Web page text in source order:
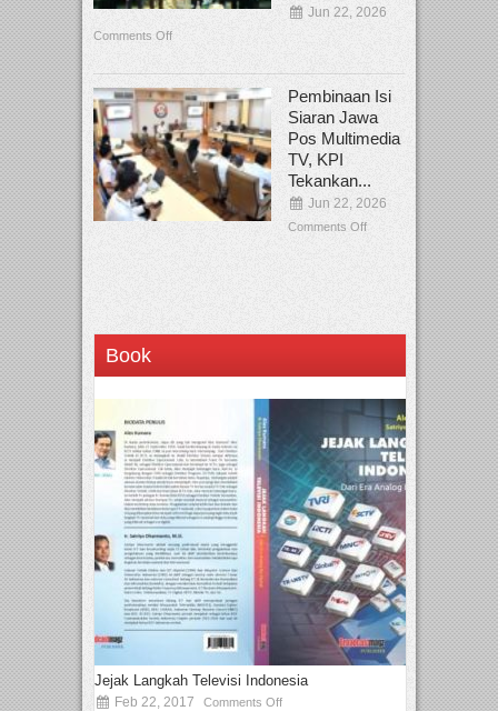
Jun 22, 2026
Comments Off
Pembinaan Isi
Siaran Jawa
Pos Multimedia
TV, KPI
Tekankan...
Jun 22, 2026
Comments Off
Book
Jejak Langkah Televisi Indonesia
Feb 22, 2017 Comments Off